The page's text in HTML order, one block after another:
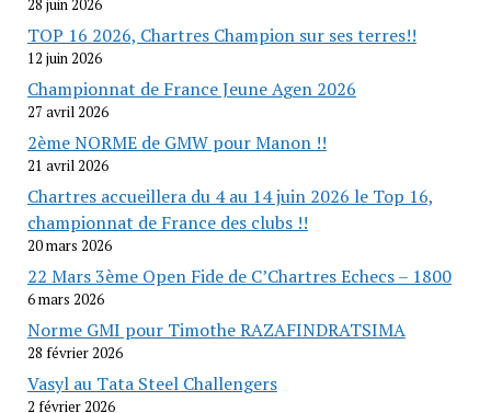
28 juin 2026
TOP 16 2026, Chartres Champion sur ses terres!!
12 juin 2026
Championnat de France Jeune Agen 2026
27 avril 2026
2ème NORME de GMW pour Manon !!
21 avril 2026
Chartres accueillera du 4 au 14 juin 2026 le Top 16,
championnat de France des clubs !!
20 mars 2026
22 Mars 3ème Open Fide de C’Chartres Echecs – 1800
6 mars 2026
Norme GMI pour Timothe RAZAFINDRATSIMA
28 février 2026
Vasyl au Tata Steel Challengers
2 février 2026